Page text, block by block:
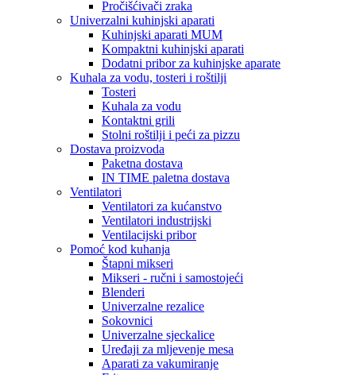
Pročišćivači zraka
Univerzalni kuhinjski aparati
Kuhinjski aparati MUM
Kompaktni kuhinjski aparati
Dodatni pribor za kuhinjske aparate
Kuhala za vodu, tosteri i roštilji
Tosteri
Kuhala za vodu
Kontaktni grili
Stolni roštilji i peći za pizzu
Dostava proizvoda
Paketna dostava
IN TIME paletna dostava
Ventilatori
Ventilatori za kućanstvo
Ventilatori industrijski
Ventilacijski pribor
Pomoć kod kuhanja
Štapni mikseri
Mikseri - ručni i samostojeći
Blenderi
Univerzalne rezalice
Sokovnici
Univerzalne sjeckalice
Uređaji za mljevenje mesa
Aparati za vakumiranje